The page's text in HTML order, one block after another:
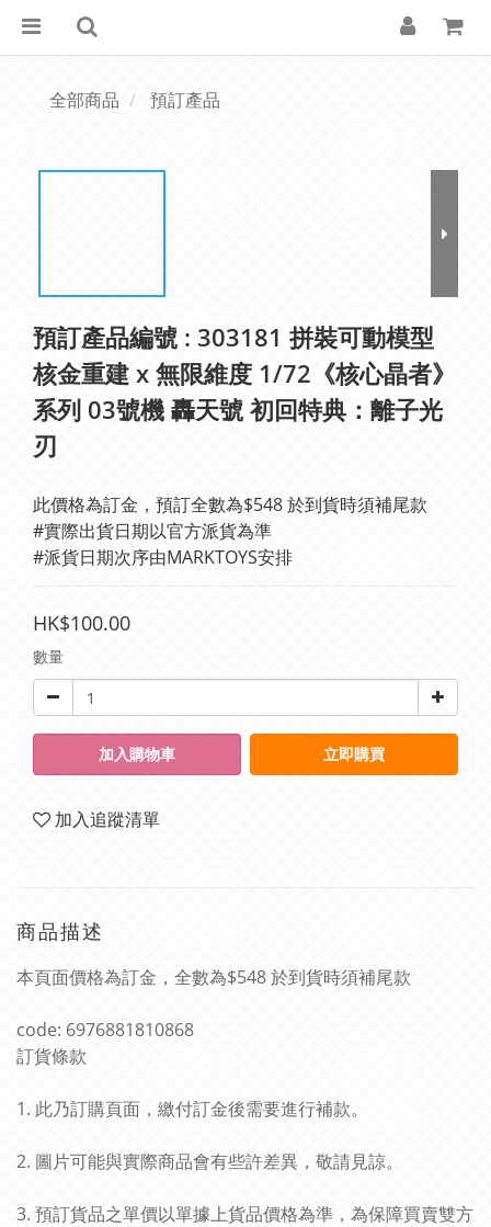
全部商品 預訂產品
預訂產品編號 : 303181 拼裝可動模型
核金重建 x 無限維度 1/72《核心晶者》
系列 03號機 轟天號 初回特典：離子光
刃
此價格為訂金，預訂全數為$548 於到貨時須補尾款
#實際出貨日期以官方派貨為準
#派貨日期次序由MARKTOYS安排
HK$100.00
數量
加入購物車 立即購買
加入追蹤清單
商品描述
本頁面價格為訂金，全數為$548 於到貨時須補尾款
code: 6976881810868
訂貨條款
1. 此乃訂購頁面，繳付訂金後需要進行補款。
2. 圖片可能與實際商品會有些許差異，敬請見諒。
3. 預訂貨品之單價以單據上貨品價格為準，為保障買賣雙方